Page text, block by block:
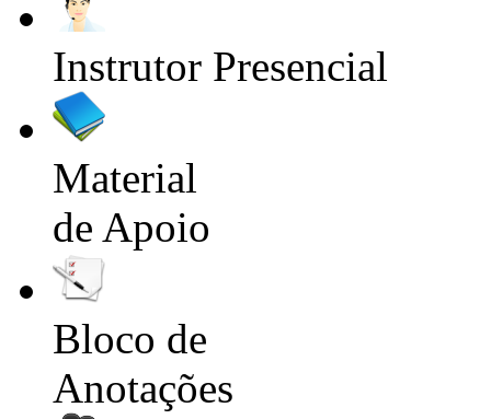
Instrutor Presencial
Material
de Apoio
Bloco de
Anotações